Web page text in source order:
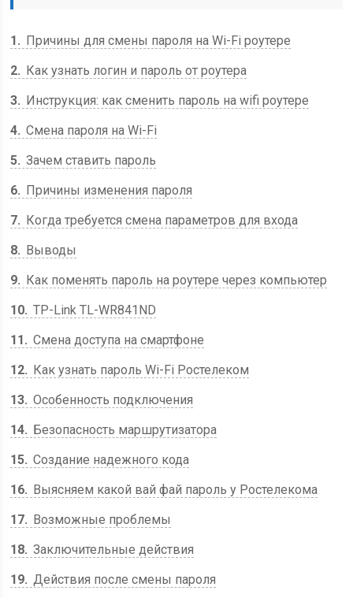
1
Причины для смены пароля на Wi-Fi роутере
2
Как узнать логин и пароль от роутера
3
Инструкция: как сменить пароль на wifi роутере
4 Смена пароля на Wi-Fi
5 Зачем ставить пароль
6
Причины изменения пароля
7
Когда требуется смена параметров для входа
8
Выводы
9
Как поменять пароль на роутере через компьютер
10 TP-Link TL-WR841ND
11
Смена доступа на смартфоне
12
Как узнать пароль Wi-Fi Ростелеком
13 Особенность подключения
14
Безопасность маршрутизатора
15 Создание надежного кода
16
Выясняем какой вай фай пароль у Ростелекома
17
Возможные проблемы
18 Заключительные действия
19 Действия после смены пароля